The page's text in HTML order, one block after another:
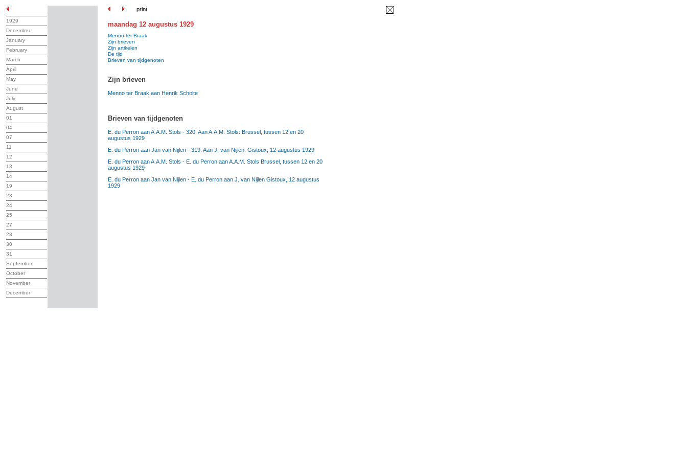
print
1929
December
January
February
March
April
May
June
July
August
01
04
07
11
12
13
14
19
23
24
25
27
28
30
31
September
October
November
December
maandag 12 augustus 1929
Menno ter Braak
Zijn brieven
Zijn artikelen
De tijd
Brieven van tijdgenoten
Zijn brieven
Menno ter Braak aan Henrik Scholte
Brieven van tijdgenoten
E. du Perron aan A.A.M. Stols - 320. Aan A.A.M. Stols: Brussel, tussen 12 en 20
augustus 1929
E. du Perron aan Jan van Nijlen - 319. Aan J. van Nijlen: Gistoux, 12 augustus 1929
E. du Perron aan A.A.M. Stols - E. du Perron aan A.A.M. Stols Brussel, tussen 12 en 20
augustus 1929
E. du Perron aan Jan van Nijlen - E. du Perron aan J. van Nijlen Gistoux, 12 augustus
1929